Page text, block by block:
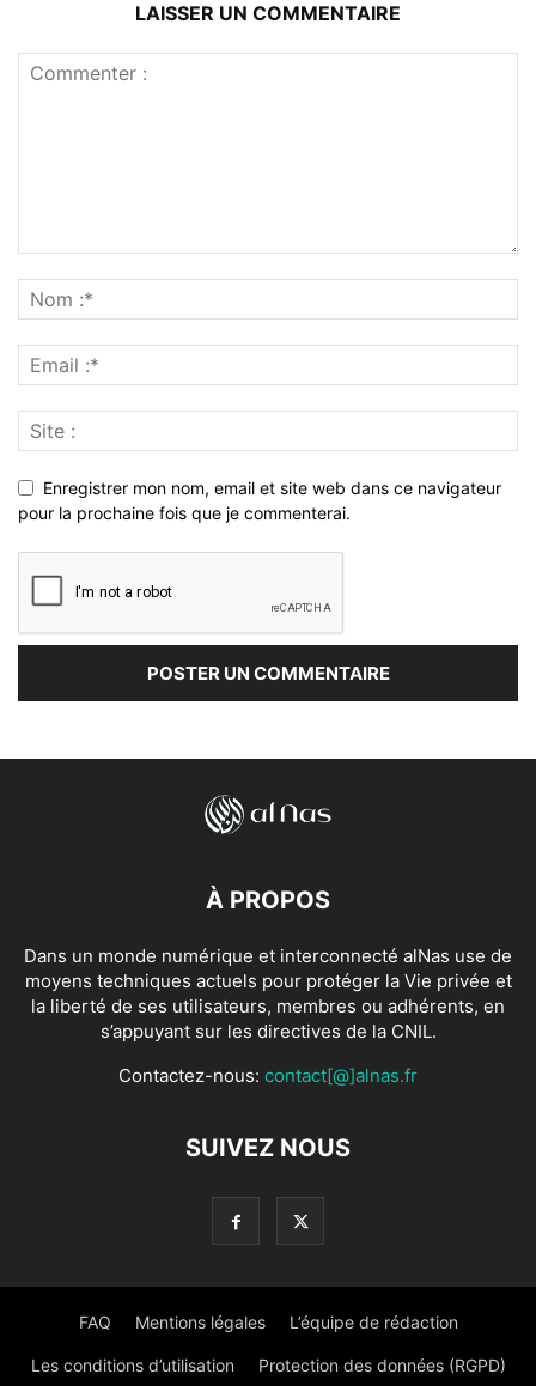
LAISSER UN COMMENTAIRE
Enregistrer mon nom, email et site web dans ce navigateur
pour la prochaine fois que je commenterai.
À PROPOS
Dans un monde numérique et interconnecté alNas use de
moyens techniques actuels pour protéger la Vie privée et
la liberté de ses utilisateurs, membres ou adhérents, en
s’appuyant sur les directives de la CNIL.
Contactez-nous: contact[@]alnas.fr
SUIVEZ NOUS
FAQ Mentions légales L’équipe de rédaction
Les conditions d’utilisation Protection des données (RGPD)